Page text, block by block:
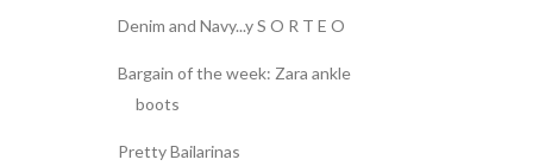
Denim and Navy...y S O R T E O
Bargain of the week: Zara ankle
boots
Pretty Bailarinas